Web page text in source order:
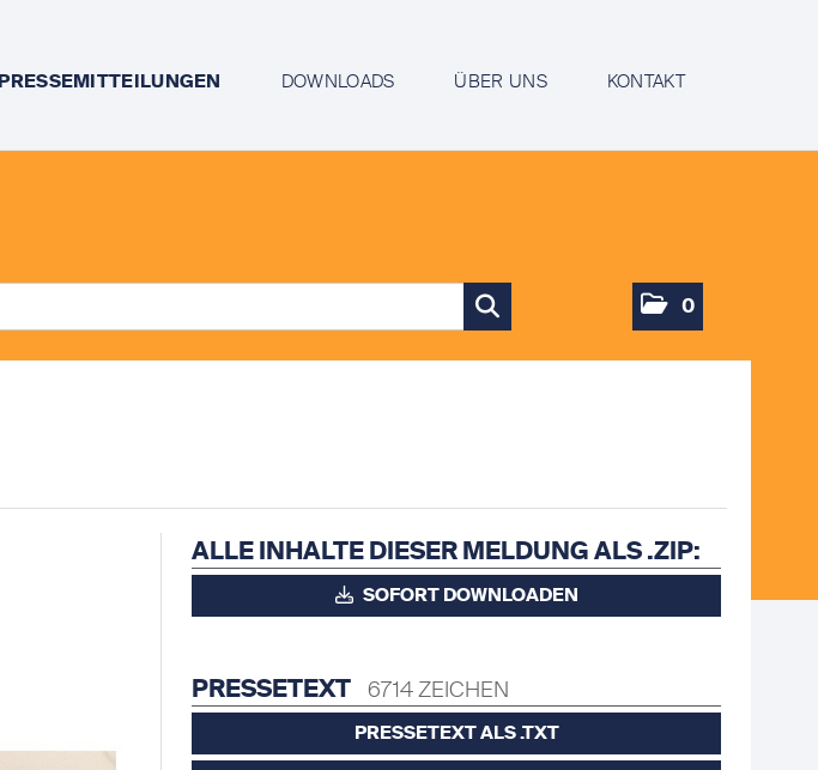
PRESSEMITTEILUNGEN DOWNLOADS ÜBER UNS KONTAKT
0
ALLE INHALTE DIESER MELDUNG ALS .ZIP:
SOFORT DOWNLOADEN
PRESSETEXT 6714 ZEICHEN
PRESSETEXT ALS .TXT